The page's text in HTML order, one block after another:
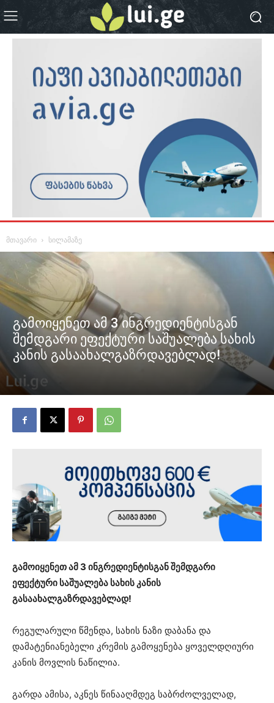
მთავარი სილამაზე
გამოიყენეთ ამ 3 ინგრედიენტისგან
შემდგარი ეფექტური საშუალება სახის
კანის გასაახალგაზრდავებლად!
გამოიყენეთ ამ 3 ინგრედიენტისგან შემდგარი
ეფექტური საშუალება სახის კანის
გასაახალგაზრდავებლად!
რეგულარული წმენდა, სახის ნაზი დაბანა და
დამატენიანებელი კრემის გამოყენება ყოველდღიური
კანის მოვლის ნაწილია.
გარდა ამისა, აკნეს წინააღმდეგ საბრძოლველად,